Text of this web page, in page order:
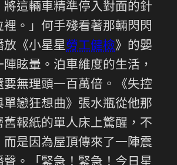
將這輛車精準停入對面的針
裡。」何手殘看著那輛閃閃
放《小星星勞工健檢》的嬰
眩暈。泊車維度的生活，
要無理頭一百萬倍。《失控
單戀狂想曲》張水瓶從他那
舊報紙的單人床上驚醒，不
而是因為屋頂傳來了一陣震